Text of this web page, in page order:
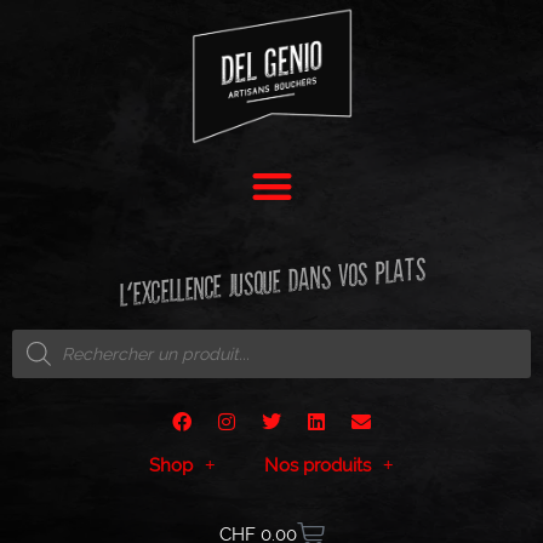
L'EXCELLENCE JUSQUE DANS VOS PLATS
Shop Nos produits
CHF0.00